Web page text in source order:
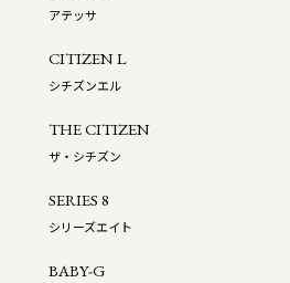
アテッサ
CITIZEN L
シチズンエル
THE CITIZEN
ザ・シチズン
SERIES 8
シリーズエイト
BABY-G